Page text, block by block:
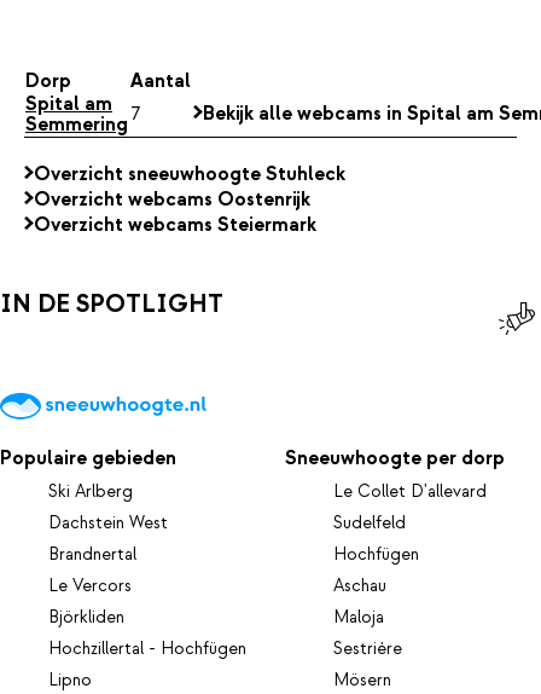
Dorp
Aantal
Spital am
Semmering 7 Bekijk alle webcams in Spital am
Overzicht sneeuwhoogte Stuhleck
Overzicht webcams Oostenrijk
Overzicht webcams Steiermark
IN DE SPOTLIGHT
Populaire gebieden
Ski Arlberg
Dachstein West
Brandnertal
Le Vercors
Björkliden
Hochzillertal - Hochfügen
Lipno
Sneeuwhoogte per dorp
Le Collet D'allevard
Sudelfeld
Hochfügen
Aschau
Maloja
Sestrière
Mösern